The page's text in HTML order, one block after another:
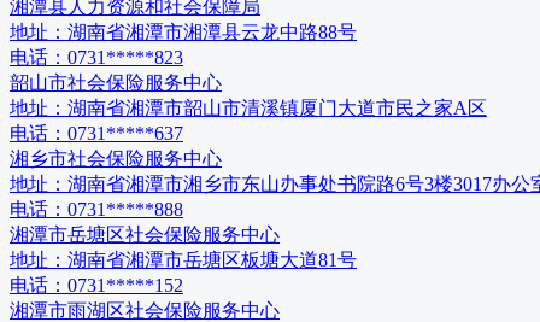
湘潭县人力资源和社会保障局
地址： 湖南省湘潭市湘潭县云龙中路88号
电话： 0731*****823
韶山市社会保险服务中心
地址： 湖南省湘潭市韶山市清溪镇厦门大道市民之家A区
电话： 0731*****637
湘乡市社会保险服务中心
地址： 湖南省湘潭市湘乡市东山办事处书院路6号3楼3017办公
电话： 0731*****888
湘潭市岳塘区社会保险服务中心
地址： 湖南省湘潭市岳塘区板塘大道81号
电话： 0731*****152
湘潭市雨湖区社会保险服务中心